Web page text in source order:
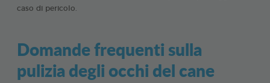
caso di pericolo.
Domande frequenti sulla
pulizia degli occhi del cane